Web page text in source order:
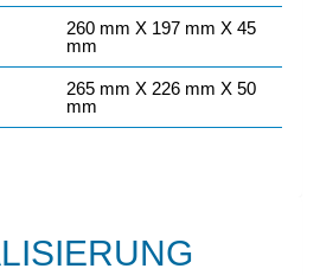
260 mm X 197 mm X 45
mm
265 mm X 226 mm X 50
mm